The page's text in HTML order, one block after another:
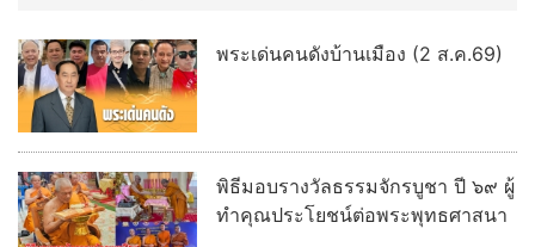
พระเด่นคนดังบ้านเมือง (2 ส.ค.69)
พิธีมอบรางวัลธรรมจักรบูชา ปี ๖๙ ผู้
ทำคุณประโยชน์ต่อพระพุทธศาสนา